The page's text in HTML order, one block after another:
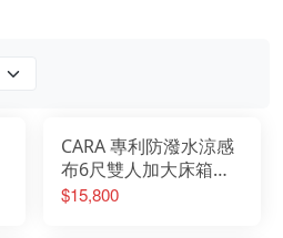
CARA 專利防潑水涼感
布6尺雙人加大床箱式
床組(搭配無抽屜床底)
$15,800